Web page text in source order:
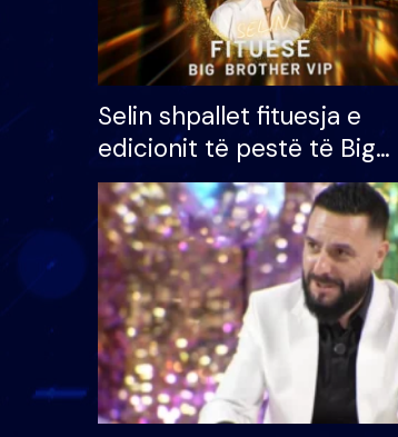
Selin shpallet fituesja e
edicionit të pestë të Big
Brother VIP, rrëmben
çmimin e madh prej 100
mijë eurosh